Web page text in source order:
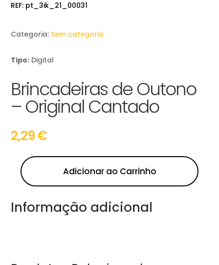
REF: pt_3ik_21_00031
Categoria: Sem categoria
Tipo: Digital
Brincadeiras de Outono
– Original Cantado
2,29€
Adicionar ao Carrinho
Informação adicional